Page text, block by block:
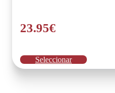
23.95€
Seleccionar
Este
producto